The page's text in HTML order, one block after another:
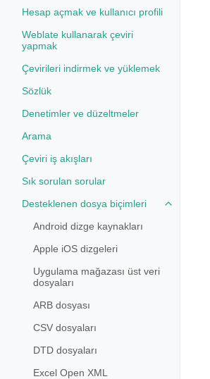
Hesap açmak ve kullanıcı profili
Weblate kullanarak çeviri
yapmak
Çevirileri indirmek ve yüklemek
Sözlük
Denetimler ve düzeltmeler
Arama
Çeviri iş akışları
Sık sorulan sorular
Desteklenen dosya biçimleri
Toggle
Android dizge kaynakları
Apple iOS dizgeleri
Uygulama mağazası üst veri
dosyaları
ARB dosyası
CSV dosyaları
DTD dosyaları
Excel Open XML